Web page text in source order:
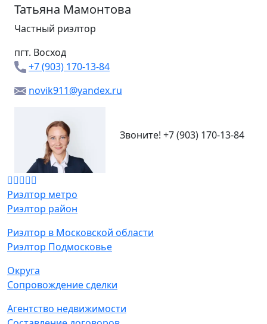
Татьяна Мамонтова
Частный риэлтор
пгт. Восход
+7 (903) 170-13-84
novik911@yandex.ru
Звоните! +7 (903) 170-13-84
Риэлтор метро
Риэлтор район
Риэлтор в Московской области
Риэлтор Подмосковье
Округа
Сопровождение сделки
Агентство недвижимости